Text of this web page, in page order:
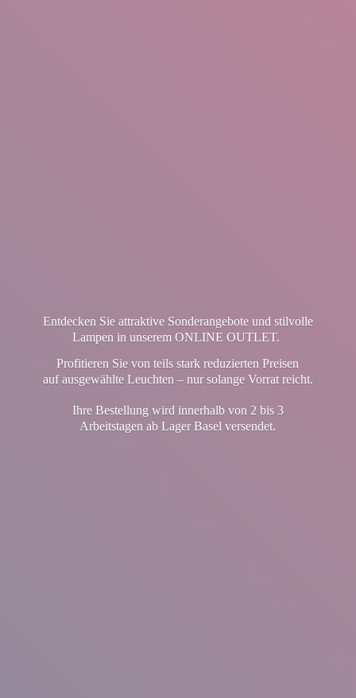
Entdecken Sie attraktive Sonderangebote und stilvolle
Lampen in unserem ONLINE OUTLET.
Profitieren Sie von teils stark reduzierten Preisen
auf ausgewählte Leuchten – nur solange Vorrat reicht.
Ihre Bestellung wird innerhalb von 2 bis 3
Arbeitstagen ab LagerBasel versendet.